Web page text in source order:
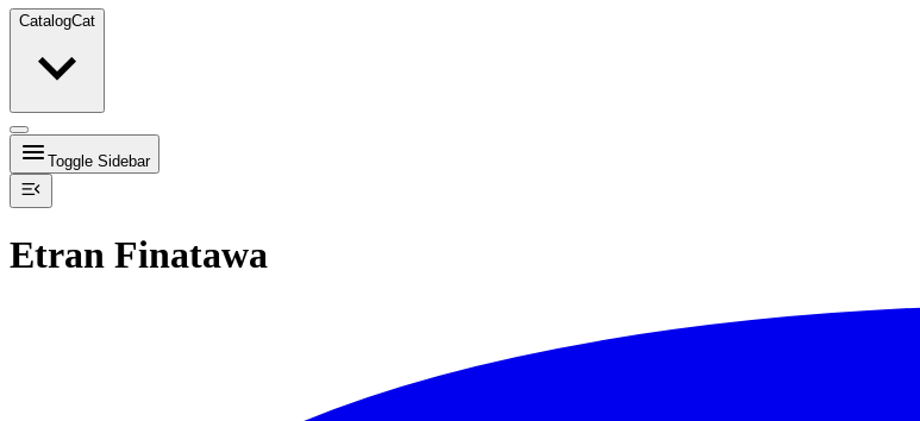
CatalogCat
Toggle Sidebar
Etran Finatawa